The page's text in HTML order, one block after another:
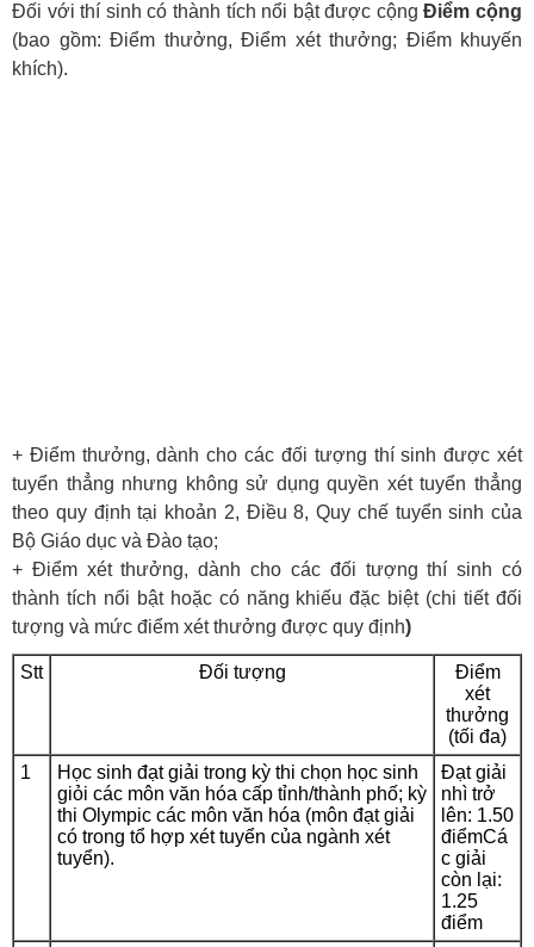
Đối với thí sinh có thành tích nổi bật được cộngĐiểm cộng
(bao gồm: Điểm thưởng, Điểm xét thưởng; Điểm khuyến
khích).
+ Điểm thưởng, dành cho các đối tượng thí sinh được xét
tuyển thẳng nhưng không sử dụng quyền xét tuyển thẳng
theo quy định tại khoản 2, Điều 8, Quy chế tuyển sinh của
Bộ Giáo dục và Đào tạo;
+ Điểm xét thưởng, dành cho các đối tượng thí sinh có
thành tích nổi bật hoặc có năng khiếu đặc biệt (chi tiết đối
tượng và mức điểm xét thưởng được quy định)
Stt Đối tượng
Điểm
xét
thưởng
(tối đa)
1
Học sinh đạt giải trong kỳ thi chọn học sinh
giỏi các môn văn hóa cấp tỉnh/thành phố; kỳ
thi Olympic các môn văn hóa (môn đạt giải
có trong tổ hợp xét tuyển của ngành xét
tuyển).
Đạt giải
nhì trở
lên: 1.50
điểmCá
c giải
còn lại:
1.25
điểm